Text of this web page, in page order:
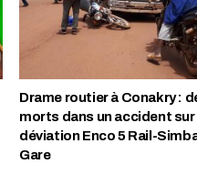
Drame routier à Conakry :
morts dans un accident sur
déviation Enco 5 Rail-
Gare